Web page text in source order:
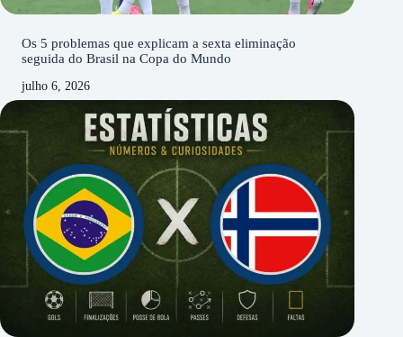
Os 5 problemas que explicam a sexta eliminação
seguida do Brasil na Copa do Mundo
julho 6, 2026